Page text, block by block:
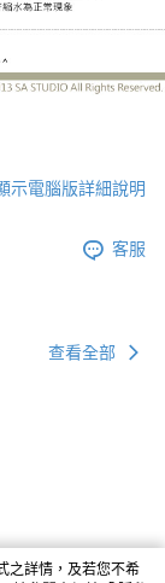
示電腦版詳細說明
客服
查看全部
之詳情，及若您不希